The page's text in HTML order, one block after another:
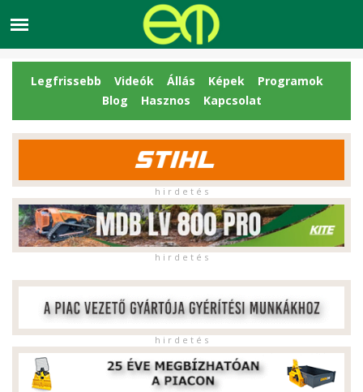
Legfrissebb Videók Állás Képek
Programok
Blog
Hasznos Kapcsolat
h i r d e t é s
h i r d e t é s
h i r d e t é s